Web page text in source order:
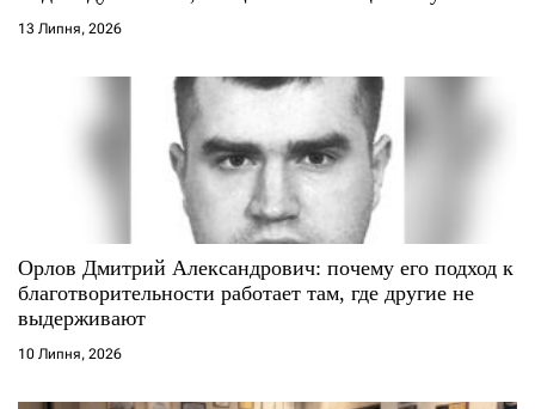
і13 Липня, 2026
Орлов Дмитрий Александрович: почему его подход к
благотворительности работает там, где другие не
выдерживают
10 Липня, 2026